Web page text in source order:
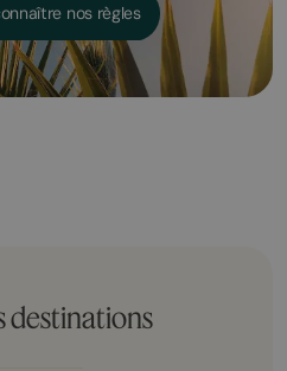
nos règles
destinations